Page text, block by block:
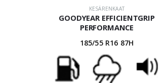
KESÄRENKAAT
GOODYEAR EFFICIENTGRIP
PERFORMANCE
185/55 R16 87H